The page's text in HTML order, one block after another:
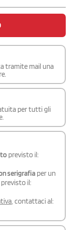
tramite mail una
per tutti gli
previsto il:
serigrafia per un
il:
, contattaci al: